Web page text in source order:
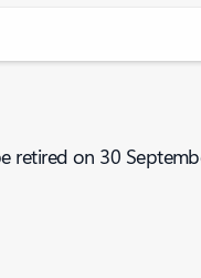
retired on 30